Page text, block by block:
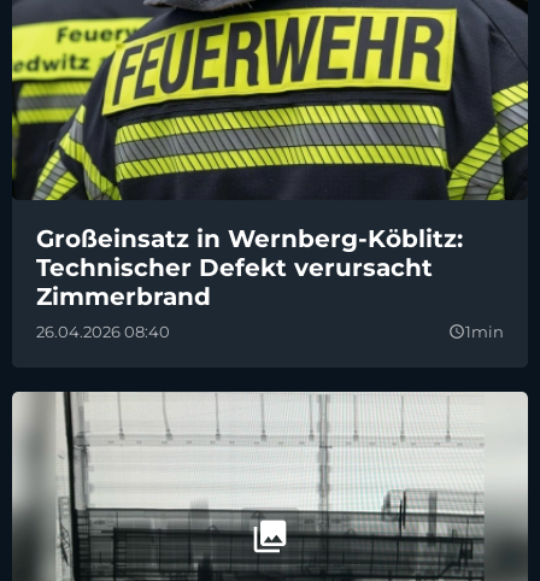
Großeinsatz in Wernberg-Köblitz:
Technischer Defekt verursacht
Zimmerbrand
26.04.2026 08:40 query_builder1min